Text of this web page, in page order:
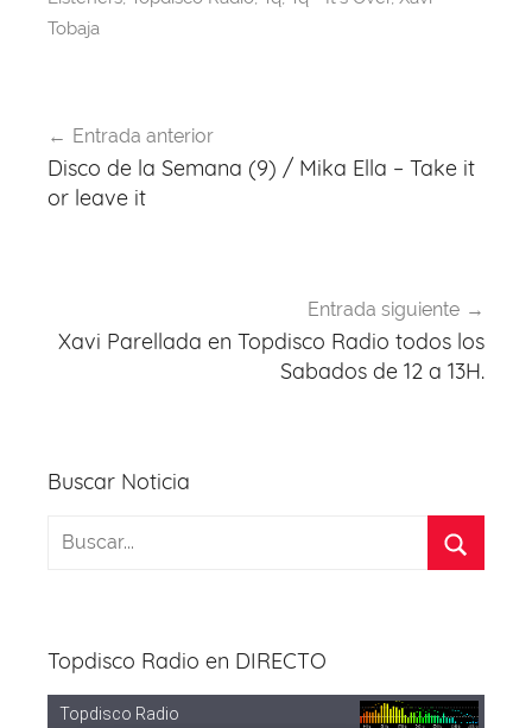
k
Tobaja
de
entradas
Entrada anterior
Disco de la Semana (9) / Mika Ella – Take it
or leave it
Entrada siguiente
Xavi Parellada en Topdisco Radio todos los
Sabados de 12 a 13H.
Buscar Noticia
Topdisco Radio en DIRECTO